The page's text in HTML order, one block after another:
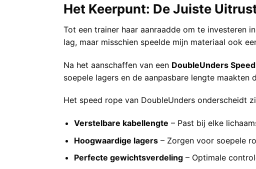
Het Keerpunt: De Juiste
Tot een trainer haar aanraadde om te investeren
lag, maar misschien speelde mijn materiaal ook
Na het aanschaffen van een DoubleUnders
soepele lagers en de aanpasbare lengte
Het speed rope van DoubleUnders onderscheidt
Verstelbare kabellengte – Past bij elke
Hoogwaardige lagers– Zorgen voor soepele
Perfecte gewichtsverdeling– Optimale